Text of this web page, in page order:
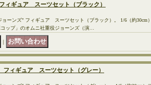
ィギュア スーツセット（ブラック）
ョーンズ" フィギュア スーツセット（ブラック）。 1/6（約30cm
ップ」のオムニ社重役ジョーンズ（演…
｜
ィギュア スーツセット（グレー）